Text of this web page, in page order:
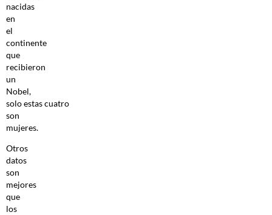
nacidas
en
el
continente
que
recibieron
un
Nobel,
solo estas cuatro
son
mujeres.
Otros
datos
son
mejores
que
los